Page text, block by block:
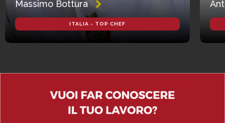
Massimo Bottura
ITALIA - TOP CHEF